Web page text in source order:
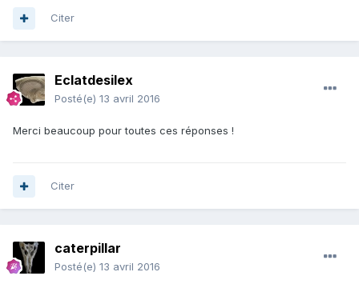
Citer
Eclatdesilex
Posté(e) 13 avril 2016
Merci beaucoup pour toutes ces réponses !
Citer
caterpillar
Posté(e) 13 avril 2016